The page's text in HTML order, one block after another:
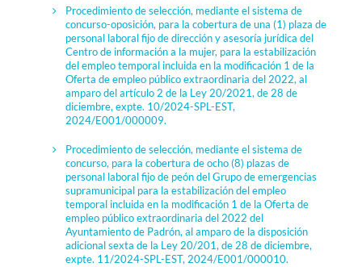
Procedimiento de selección, mediante el sistema de
concurso-oposición, para la cobertura de una (1) plaza de
personal laboral fijo de dirección y asesoría jurídica del
Centro de información a la mujer, para la estabilización
del empleo temporal incluida en la modificación 1 de la
Oferta de empleo público extraordinaria del 2022, al
amparo del artículo 2 de la Ley 20/2021, de 28 de
diciembre, expte. 10/2024-SPL-EST,
2024/E001/000009.
Procedimiento de selección, mediante el sistema de
concurso, para la cobertura de ocho (8) plazas de
personal laboral fijo de peón del Grupo de emergencias
supramunicipal para la estabilización del empleo
temporal incluida en la modificación 1 de la Oferta de
empleo público extraordinaria del 2022 del
Ayuntamiento de Padrón, al amparo de la disposición
adicional sexta de la Ley 20/201, de 28 de diciembre,
expte. 11/2024-SPL-EST, 2024/E001/000010.